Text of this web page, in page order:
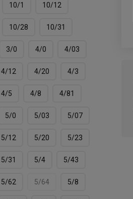
10/1 10/12
10/28 10/31
3/0 4/0 4/03
4/12 4/20 4/3
4/5 4/8 4/81
5/0 5/03 5/07
5/12 5/20 5/23
5/31 5/4 5/43
5/62 5/64 5/8